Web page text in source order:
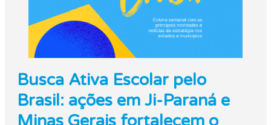
Busca Ativa Escolar pelo
Brasil: ações em Ji-Paraná e